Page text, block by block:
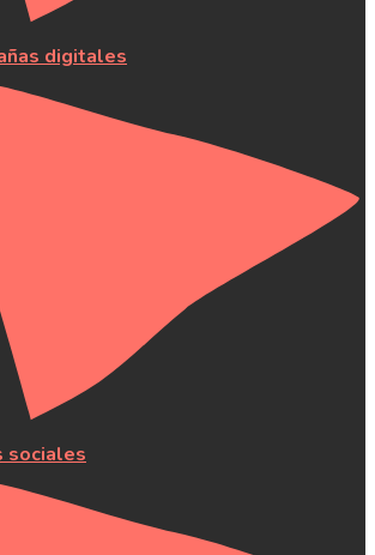
digitales
sociales